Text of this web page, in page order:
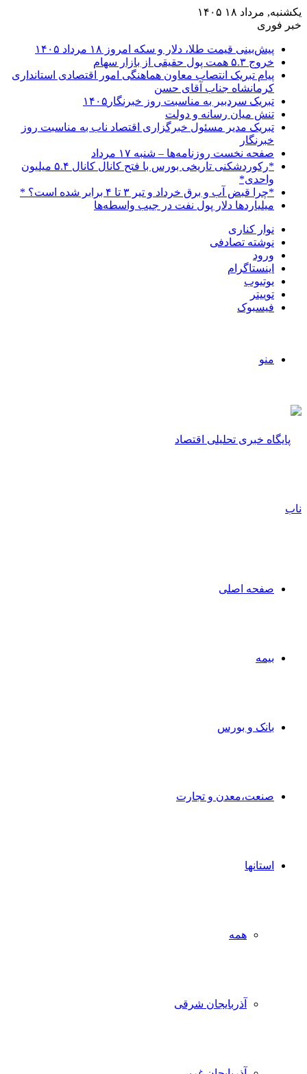
یکشنبه, مرداد ۱۸ ۱۴۰۵
خبر فوری
پیش‌بینی قیمت طلا، دلار و سکه امروز ۱۸ مرداد ۱۴۰۵
خروج ۵.۳ همت پول حقیقی از بازار سهام
پیام تبریک انتصاب معاون هماهنگی امور اقتصادی استانداری
کرمانشاه جناب آقای حسن
تبریک سردبیر به مناسبت روز خبرنگار۱۴۰۵
تنش میان رسانه و دولت
تبریک مدیر مسئول خبرگزاری اقتصاد ناب به مناسبت روز
خبرنگار
صفحه نخست روزنامه‌ها – شنبه ۱۷ مرداد
*رکوردشکنی تاریخی بورس با فتح کانال کانال ۵.۴ میلیون
واحدی*
*چرا قبض آب و برق خرداد و تیر ۳ تا ۴ برابر شده است؟ *
میلیاردها دلار پول نفت در جیب واسطه‌ها
نوار کناری
نوشته تصادفی
ورود
اینستاگرام
یوتیوب
توییتر
فیسبوک
منو
صفحه اصلی
بیمه
بانک و بورس
صنعت،معدن و تجارت
استانها
همه
آذربایجان شرقی